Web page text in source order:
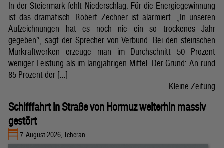
In der Steiermark fehlt Niederschlag. Für die Energiegewinnung
ist das dramatisch. Robert Zechner ist alarmiert. „In unseren
Aufzeichnungen hat es noch nie ein so trockenes Jahr
gegeben“, sagt der Sprecher von Verbund. Bei den steirischen
Murkraftwerken erzeuge man im Durchschnitt 50 Prozent
weniger Leistung als im langjährigen Mittel. Der Grund: An rund
85 Prozent der […]
Kleine Zeitung
Schifffahrt in Straße von Hormuz weiterhin massiv
gestört
7. August 2026, Teheran